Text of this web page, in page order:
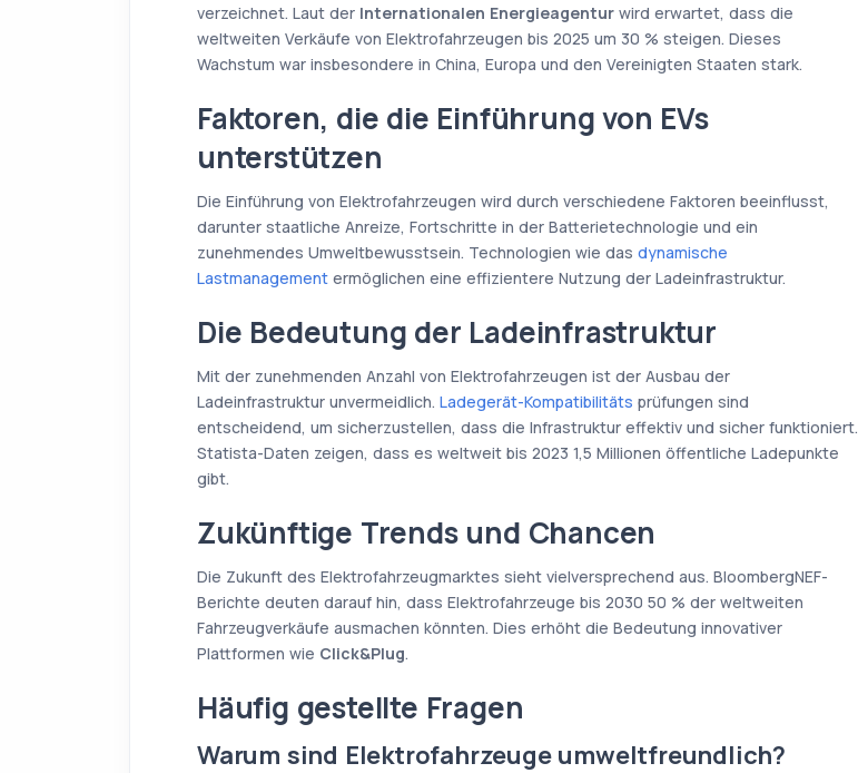
verzeichnet. Laut der Internationalen Energieagentur wird erwartet, dass die
weltweiten Verkäufe von Elektrofahrzeugen bis 2025 um 30 % steigen. Dieses
Wachstum war insbesondere in China, Europa und den Vereinigten Staaten stark.
Faktoren, die die Einführung von EVs
unterstützen
Die Einführung von Elektrofahrzeugen wird durch verschiedene Faktoren beeinflusst,
darunter staatliche Anreize, Fortschritte in der Batterietechnologie und ein
zunehmendes Umweltbewusstsein. Technologien wie das dynamische
Lastmanagement ermöglichen eine effizientere Nutzung der Ladeinfrastruktur.
Die Bedeutung der Ladeinfrastruktur
Mit der zunehmenden Anzahl von Elektrofahrzeugen ist der Ausbau der
Ladeinfrastruktur unvermeidlich. Ladegerät-Kompatibilitäts prüfungen sind
entscheidend, um sicherzustellen, dass die Infrastruktur effektiv und sicher funktioniert.
Statista-Daten zeigen, dass es weltweit bis 2023 1,5 Millionen öffentliche Ladepunkte
gibt.
Zukünftige Trends und Chancen
Die Zukunft des Elektrofahrzeugmarktes sieht vielversprechend aus. BloombergNEF-
Berichte deuten darauf hin, dass Elektrofahrzeuge bis 2030 50 % der weltweiten
Fahrzeugverkäufe ausmachen könnten. Dies erhöht die Bedeutung innovativer
Plattformen wie Click&Plug.
Häufig gestellte Fragen
Warum sind Elektrofahrzeuge umweltfreundlich?